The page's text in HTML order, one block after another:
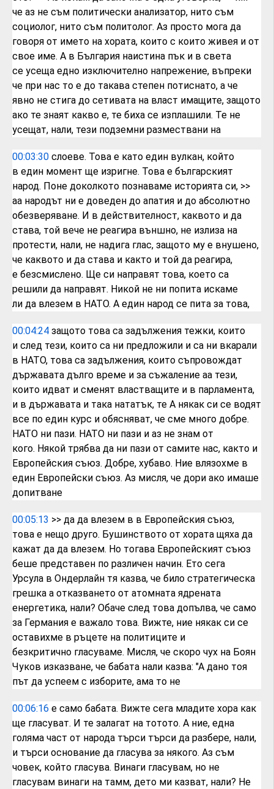
че аз не съм политически анализатор, нито съм
социолог, нито съм политолог. Аз просто мога да
говоря от името на хората, които с които живея и от
свое име. А в България наистина пък и в света
се усеща едно изключително напрежение, въпреки
че при нас то е до такава степен потиснато, а че
явно не стига до сетивата на власт имащите, защото
ако те знаят какво е, те биха се изплашили. Те не
усещат, нали, тези подземни размествани на
00:03:30 слоеве. Това е като един вулкан, който
в един момент ще изригне. Това е българският
народ. Поне доколкото познаваме историята си, >>
аа народът ни е доведен до апатия и до абсолютно
обезверяване. И в действителност, каквото и да
става, той вече не реагира външно, не излиза на
протести, нали, не надига глас, защото му е внушено,
че каквото и да става и както и той да реагира,
е безсмислено. Ще си направят това, което са
решили да направят. Никой не ни попита искаме
ли да влезем в НАТО. А един народ се пита за това,
00:04:24 защото това са задължения тежки, които
и след тези, които са ни предложили и са ни вкарали
в НАТО, това са задължения, които съпровождат
държавата дълго време и за съжаление аа тези,
които идват и сменят властващите и в парламента,
и в държавата и така нататък, те А някак си се водят
все по един курс и обясняват, че сме много добре.
НАТО ни пази. НАТО ни пази и аз не знам от
кого. Някой трябва да ни пази от самите нас, както и
Европейския съюз. Добре, хубаво. Ние влязохме в
един Европейски съюз. Аз мисля, че дори ако имаше
допитване
00:05:13 >> да да влезем в в Европейския съюз,
това е нещо друго. Бушинството от хората щяха да
кажат да да влезем. Но тогава Европейският съюз
беше представен по различен начин. Ето сега
Урсула в Ондерлайн тя казва, че било стратегическа
грешка а отказването от атомната ядрената
енергетика, нали? Обаче след това допълва, че само
за Германия е важало това. Вижте, ние някак си се
оставихме в ръцете на политиците и
безкритично гласуваме. Мисля, че скоро чух на Боян
Чуков изказване, че бабата нали казва: "А дано тоя
път да успеем с изборите, ама то не
00:06:16 е само бабата. Вижте сега младите хора как
ще гласуват. И те залагат на тотото. А ние, една
голяма част от народа търси търси да разбере, нали,
и търси основание да гласува за някого. Аз съм
човек, който гласува. Винаги гласувам, но не
гласувам винаги на тамм, дето ми казват, нали? Не